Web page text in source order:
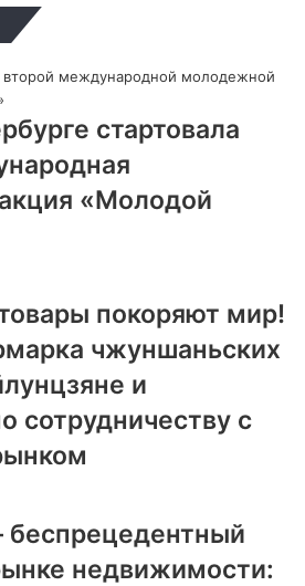
стартовала
«Молодой
покоряют мир!
чжуншаньских
и
сотрудничеству с
недвижимости: